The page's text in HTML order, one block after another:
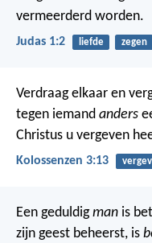
vermeerderd worden.
Judas 1:2 liefde zegen
Verdraag elkaar en
tegen iemand anders
Christus u vergeven
Kolossenzen 3:13
Een geduldigman is
zijn geest beheerst, is